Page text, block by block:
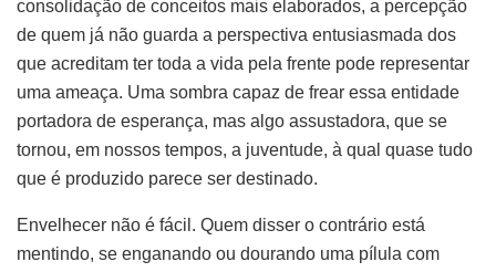
consolidação de conceitos mais elaborados, a percepção
de quem já não guarda a perspectiva entusiasmada dos
que acreditam ter toda a vida pela frente pode representar
uma ameaça. Uma sombra capaz de frear essa entidade
portadora de esperança, mas algo assustadora, que se
tornou, em nossos tempos, a juventude, à qual quase tudo
que é produzido parece ser destinado.
Envelhecer não é fácil. Quem disser o contrário está
mentindo, se enganando ou dourando uma pílula com